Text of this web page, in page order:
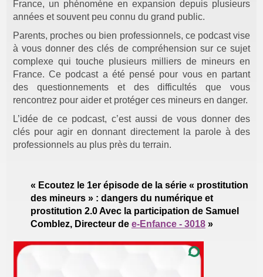
France, un phénomène en expansion depuis plusieurs
années et souvent peu connu du grand public.
Parents, proches ou bien professionnels, ce podcast vise
à vous donner des clés de compréhension sur ce sujet
complexe qui touche plusieurs milliers de mineurs en
France. Ce podcast a été pensé pour vous en partant
des questionnements et des difficultés que vous
rencontrez pour aider et protéger ces mineurs en danger.
L’idée de ce podcast, c’est aussi de vous donner des
clés pour agir en donnant directement la parole à des
professionnels au plus près du terrain.
« Ecoutez le 1er épisode de la série « prostitution
des mineurs » : dangers du numérique et
prostitution 2.0 Avec la participation de Samuel
Comblez, Directeur de e-Enfance - 3018»